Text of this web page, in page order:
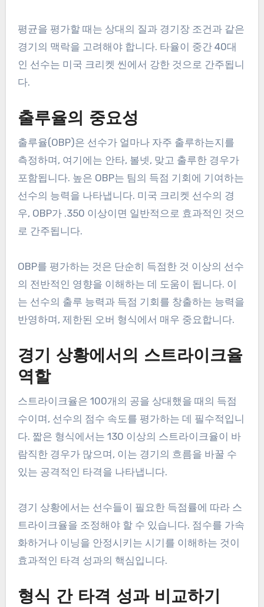
평균을 평가할 때는 상대의 질과 경기장 조건과 같은
경기의 맥락을 고려해야 합니다. 타율이 중간 40대
인 선수는 미국 크리켓 씬에서 강한 것으로 간주됩니
다.
출루율의 중요성
출루율(OBP)은 선수가 얼마나 자주 출루하는지를
측정하며, 여기에는 안타, 볼넷, 맞고 출루한 경우가
포함됩니다. 높은 OBP는 팀의 득점 기회에 기여하는
선수의 능력을 나타냅니다. 미국 크리켓 선수의 경
우, OBP가 .350 이상이면 일반적으로 효과적인 것으
로 간주됩니다.
OBP를 평가하는 것은 단순히 득점한 것 이상의 선수
의 전반적인 영향을 이해하는 데 도움이 됩니다. 이
는 선수의 출루 능력과 득점 기회를 창출하는 능력을
반영하며, 제한된 오버 형식에서 매우 중요합니다.
경기 상황에서의 스트라이크율
역할
스트라이크율은 100개의 공을 상대했을 때의 득점
수이며, 선수의 점수 속도를 평가하는 데 필수적입니
다. 짧은 형식에서는 130 이상의 스트라이크율이 바
람직한 경우가 많으며, 이는 경기의 흐름을 바꿀 수
있는 공격적인 타격을 나타냅니다.
경기 상황에서는 선수들이 필요한 득점률에 따라 스
트라이크율을 조정해야 할 수 있습니다. 점수를 가속
화하거나 이닝을 안정시키는 시기를 이해하는 것이
효과적인 타격 성과의 핵심입니다.
형식 간 타격 성과 비교하기